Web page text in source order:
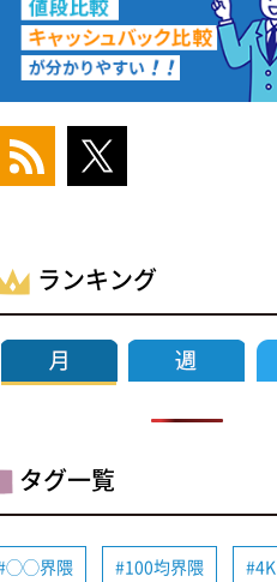
ランキング
タグ一覧
◯◯界隈 100均界隈 4K